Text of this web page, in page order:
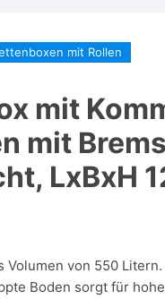
mit Rollen
mit
mit
LxBxH
Volumen von 550
Boden sorgt für